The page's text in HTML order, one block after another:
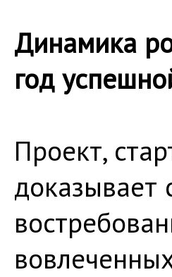
Динамика
год
Проект,
доказывает